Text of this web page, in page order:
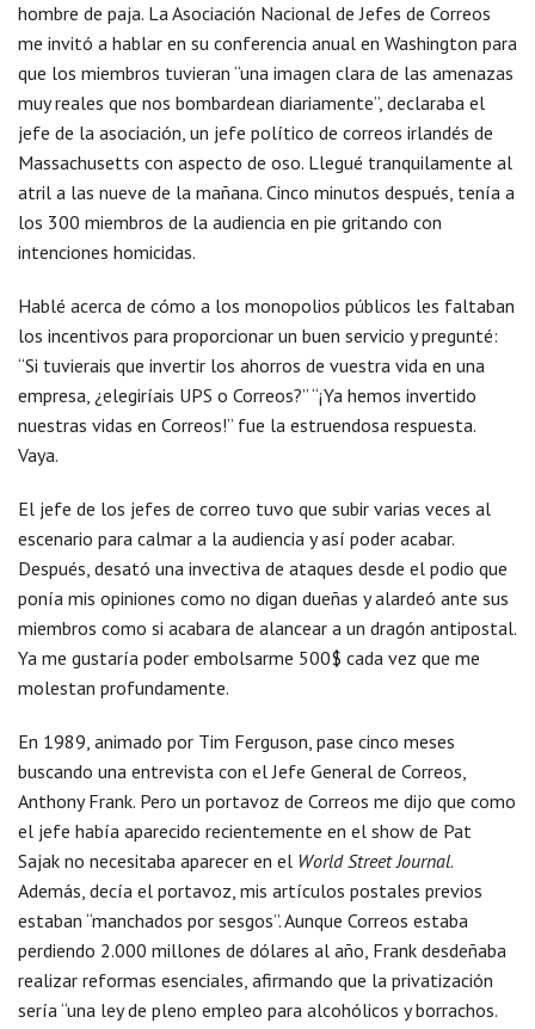
hombre de paja. La Asociación Nacional de Jefes de Correos
me invitó a hablar en su conferencia anual en Washington para
que los miembros tuvieran “una imagen clara de las amenazas
muy reales que nos bombardean diariamente”, declaraba el
jefe de la asociación, un jefe político de correos irlandés de
Massachusetts con aspecto de oso. Llegué tranquilamente al
atril a las nueve de la mañana. Cinco minutos después, tenía a
los 300 miembros de la audiencia en pie gritando con
intenciones homicidas.
Hablé acerca de cómo a los monopolios públicos les faltaban
los incentivos para proporcionar un buen servicio y pregunté:
“Si tuvierais que invertir los ahorros de vuestra vida en una
empresa, ¿elegiríais UPS o Correos?” “¡Ya hemos invertido
nuestras vidas en Correos!” fue la estruendosa respuesta.
Vaya.
El jefe de los jefes de correo tuvo que subir varias veces al
escenario para calmar a la audiencia y así poder acabar.
Después, desató una invectiva de ataques desde el podio que
ponía mis opiniones como no digan dueñas y alardeó ante sus
miembros como si acabara de alancear a un dragón antipostal.
Ya me gustaría poder embolsarme 500$ cada vez que me
molestan profundamente.
En 1989, animado por Tim Ferguson, pase cinco meses
buscando una entrevista con el Jefe General de Correos,
Anthony Frank. Pero un portavoz de Correos me dijo que como
el jefe había aparecido recientemente en el show de Pat
Sajak no necesitaba aparecer en el World Street Journal.
Además, decía el portavoz, mis artículos postales previos
estaban “manchados por sesgos”. Aunque Correos estaba
perdiendo 2.000 millones de dólares al año, Frank desdeñaba
realizar reformas esenciales, afirmando que la privatización
sería “una ley de pleno empleo para alcohólicos y borrachos.